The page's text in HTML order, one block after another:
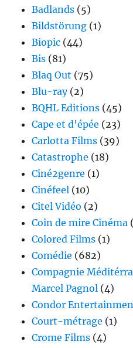
Badlands (5)
Bildstörung (1)
Biopic (44)
Bis (81)
Blaq Out (75)
Blu-ray(2)
BQHL Editions (45)
Cape et d'épée (23)
Carlotta Films (39)
Catastrophe (18)
Ciné2genre (1)
Cinéfeel (10)
Citel Vidéo (2)
Coin de mire Cinéma
Colored Films (1)
Comédie (682)
Compagnie
Marcel Pagnol (4)
Condor
Court-métrage (1)
Crome Films (4)